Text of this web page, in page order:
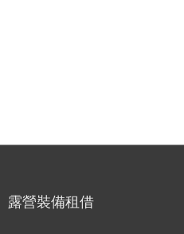
露營裝備租借